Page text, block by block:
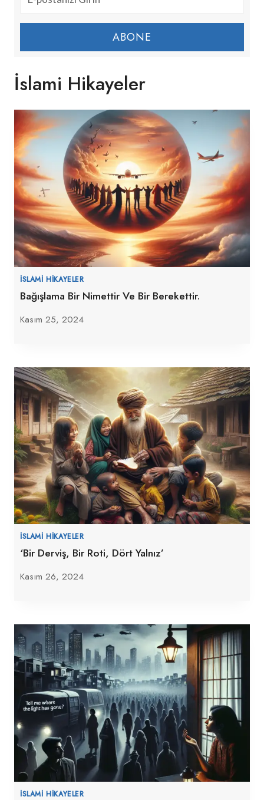
ABONE
İslami Hikayeler
İSLAMI HIKAYELER
Bağışlama Bir Nimettir Ve Bir Berekettir.
Kasım 25, 2024
İSLAMI HIKAYELER
‘Bir Derviş, Bir Roti, Dört Yalnız’
Kasım 26, 2024
İSLAMI HIKAYELER